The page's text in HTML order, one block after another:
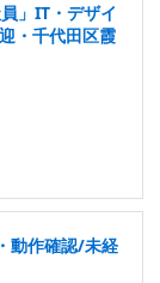
」IT・デザイ
・千代田区霞
動作確認/未経